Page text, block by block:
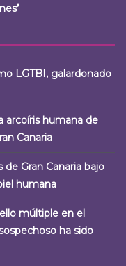
LGTBI, galardonado
arcoíris humana de
Canaria
Gran Canaria bajo
humana
múltiple en el
ha sido